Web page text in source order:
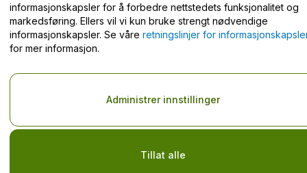
Hjelpesenter / kontakt oss
Opphavsrett © viagogo GmbH 2026 Selskapsopplysninger
Vilkår og betingelser
informasjonskapslerogRetningslinjer for personvern for mobil
informasjonskapsler for å forbedre nettstedets funksjonalitet og
markedsføring. Ellers vil vi kun bruke strengt nødvendige
informasjonskapsler. Se våre retningslinjer for
for mer informasjon.
Tillat alle
Administrer innstillinger